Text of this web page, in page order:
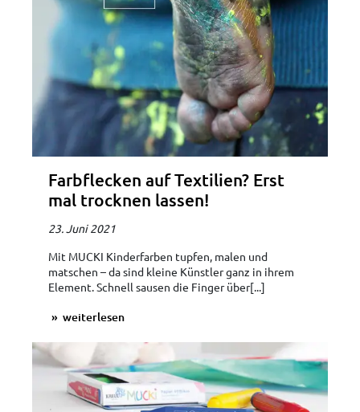
Farbflecken auf Textilien? Erst
mal trocknen lassen!
23. Juni 2021
Mit MUCKI Kinderfarben tupfen, malen und
matschen – da sind kleine Künstler ganz in ihrem
Element. Schnell sausen die Finger über[...]
weiterlesen